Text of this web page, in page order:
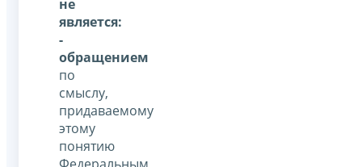
не
является:
-
обращением
по
смыслу,
придаваемому
этому
понятию